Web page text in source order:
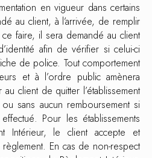
en vigueur dans certains
au client, à l’arrivée, de remplir
faire, il sera demandé au client
afin de vérifier si celui-ci
de police. Tout comportement
et à l’ordre public amènera
au client de quitter l’établissement
sans aucun remboursement si
Pour les établissements
Intérieur, le client accepte et
En cas de non-respect